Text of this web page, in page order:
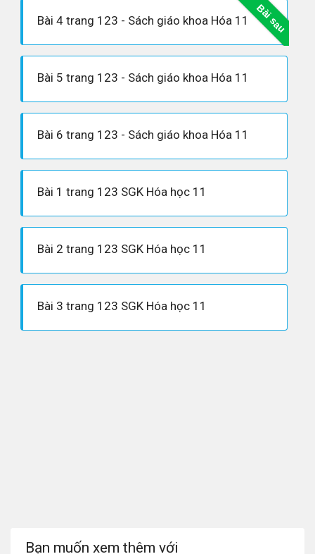
Bài sau
Bài 4 trang 123 - Sách giáo khoa Hóa 11
Bài 5 trang 123 - Sách giáo khoa Hóa 11
Bài 6 trang 123 - Sách giáo khoa Hóa 11
Bài 1 trang 123 SGK Hóa học 11
Bài 2 trang 123 SGK Hóa học 11
Bài 3 trang 123 SGK Hóa học 11
Bạn muốn xem thêm với